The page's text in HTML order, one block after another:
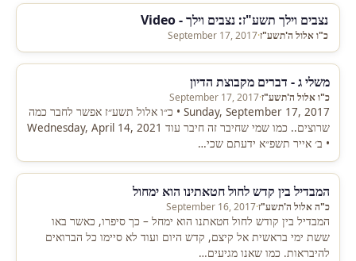
נצבים וילך תשע"ז: נצבים וילך - Video
כ"ו אלול ה'תשע"ז·
September 17, 2017
משלי ג - דברים מקבוצת הדיון
כ"ו אלול ה'תשע"ז·
September 17, 2017
Sunday, September 17, 2017 • כ״ו אלול תשע״ז אפשר לחבר כמה
שרוצים.. כמו שמי שחיבר זה חיבר עוד Wednesday, April 14, 2021
• ב׳ אייר תשפ״א ידעתם שכי…
המבדיל בין קדש לחול חטאתינו הוא ימחול
כ"ה אלול ה'תשע"ז·
September 16, 2017
המבדיל בין קודש לחול חטאתנו הוא ימחל – כך סיפרו, כאשר באו
ששת ימי בראשית אל קיצם, קדש היום ועוד לא סיימו כל הברואים
להיבראות. כמו שאנו מגיעים…